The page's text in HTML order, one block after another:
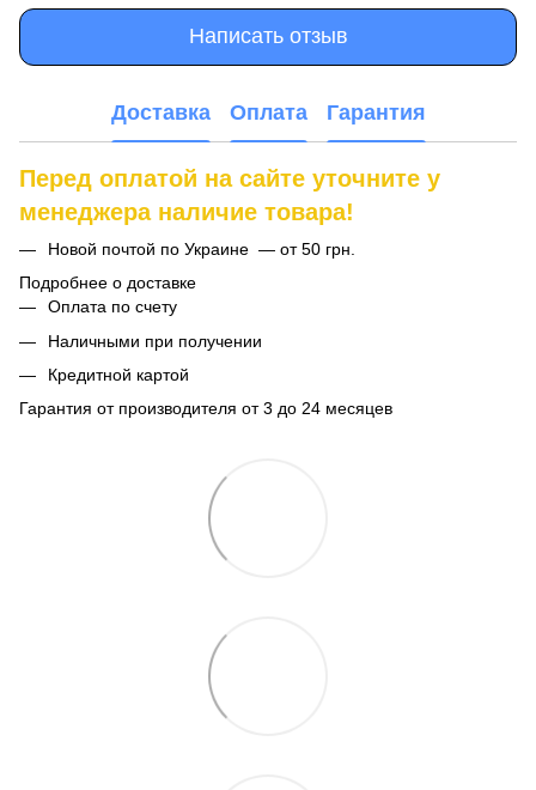
Написать отзыв
Доставка Оплата Гарантия
Перед оплатой на сайте уточните у
менеджера наличие товара!
Новой почтой по Украине — от 50 грн.
Подробнее о доставке
Оплата по счету
Наличными при получении
Кредитной картой
Гарантия от производителя от 3 до 24 месяцев